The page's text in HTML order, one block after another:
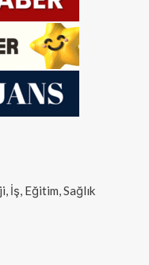
İş, Eğitim, Sağlık